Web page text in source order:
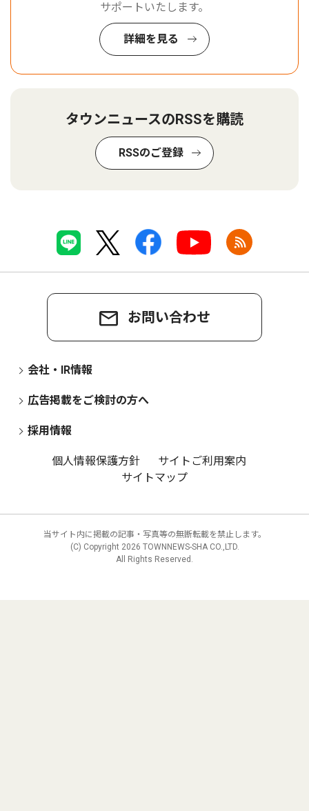
サポートいたします。
詳細を見る
タウンニュースのRSSを購読
RSSのご登録
お問い合わせ
会社・IR情報
広告掲載をご検討の方へ
採用情報
個人情報保護方針
サイトご利用案内
サイトマップ
当サイト内に掲載の記事・写真等の無断転載を禁止します。
(C) Copyright 2026 TOWNNEWS-SHA CO.,LTD.
All Rights Reserved.